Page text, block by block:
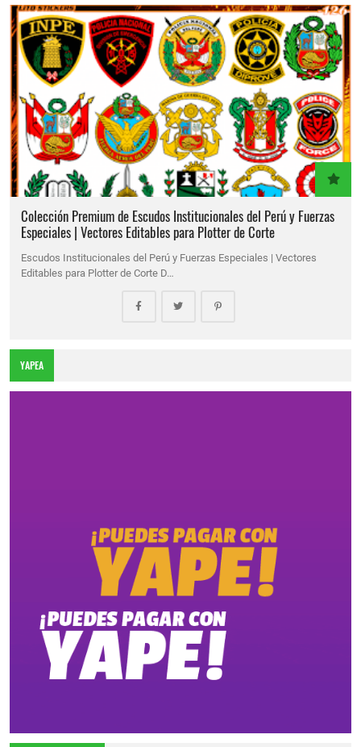
Colección Premium de Escudos Institucionales del Perú y Fuerzas
Especiales | Vectores Editables para Plotter de Corte
Escudos Institucionales del Perú y Fuerzas Especiales | Vectores
Editables para Plotter de Corte D…
YAPEA